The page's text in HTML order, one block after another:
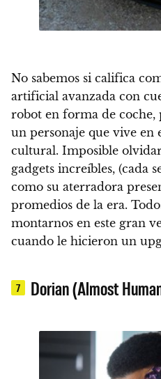
No sabemos si califica
artificial avanzada con
robot en forma de coche,
un personaje que vive en
cultural. Imposible
gadgets increíbles, (cada
como su aterradora
promedios de la era.
montarnos en este gran
cuando le hicieron un
7 Dorian (Almost